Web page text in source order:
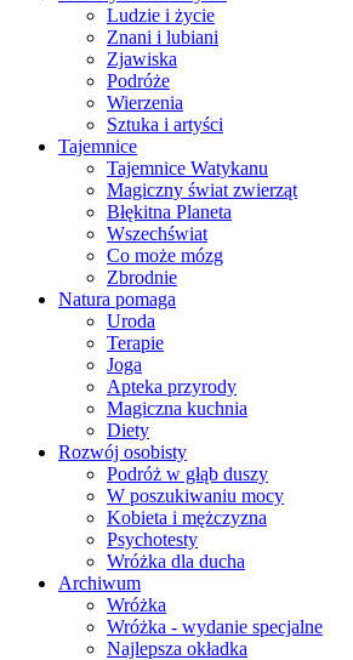
Ludzie i życie
Znani i lubiani
Zjawiska
Podróże
Wierzenia
Sztuka i artyści
Tajemnice
Tajemnice Watykanu
Magiczny świat zwierząt
Błękitna Planeta
Wszechświat
Co może mózg
Zbrodnie
Natura pomaga
Uroda
Terapie
Joga
Apteka przyrody
Magiczna kuchnia
Diety
Rozwój osobisty
Podróż w głąb duszy
W poszukiwaniu mocy
Kobieta i mężczyzna
Psychotesty
Wróżka dla ducha
Archiwum
Wróżka
Wróżka - wydanie specjalne
Najlepsza okładka